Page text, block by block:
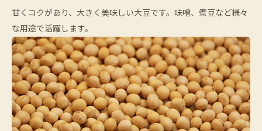
甘くコクがあり、大きく美味しい大豆です。味噌、煮豆など様々
な用途で活躍します。